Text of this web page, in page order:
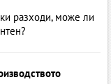
разходи, може ли